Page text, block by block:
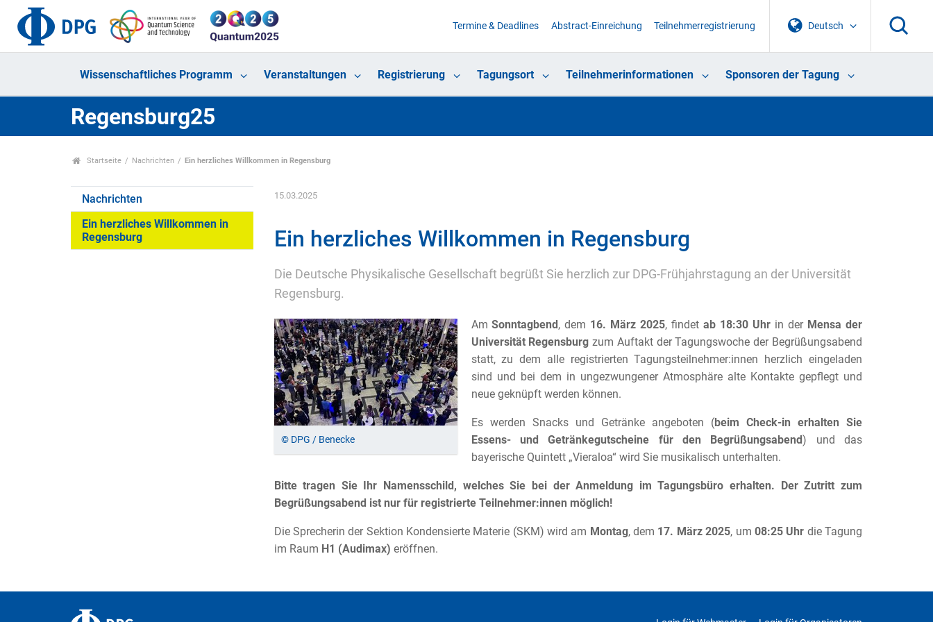
Deutsch
Termine & Deadlines Abstract-Einreichung Teilnehmerregistrierung
Wissenschaftliches Programm Veranstaltungen Registrierung Tagungsort Teilnehmerinformationen Sponsoren der Tagung
Regensburg25
Startseite Nachrichten Ein herzliches Willkommen in Regensburg
Nachrichten
Ein herzliches Willkommen in
Regensburg
15.03.2025
Ein herzliches Willkommen in Regensburg
Die Deutsche Physikalische Gesellschaft begrüßt Sie herzlich zur DPG-Frühjahrstagung an der Universität
Regensburg.
© DPG / Benecke
AmSonntagbend, dem 16. März 2025, findetab 18:30 Uhr in der Mensa der
Universität Regensburg zum Auftakt der Tagungswoche der Begrüßungsabend
statt, zu dem alle registrierten Tagungsteilnehmer:innen herzlich eingeladen
sind und bei dem in ungezwungener Atmosphäre alte Kontakte gepflegt und
neue geknüpft werden können.
Es werden Snacks und Getränke angeboten (beim Check-in erhalten Sie
Essens- und Getränkegutscheine für den Begrüßungsabend) und das
bayerische Quintett „Vieraloa“ wird Sie musikalisch unterhalten.
Bitte tragen Sie Ihr Namensschild, welches Sie bei der Anmeldung im Tagungsbüro erhalten. Der Zutritt zum
Begrüßungsabend ist nur für registrierte Teilnehmer:innen möglich!
Die Sprecherin der Sektion Kondensierte Materie (SKM) wird am Montag, dem 17. März 2025, um 08:25 Uhr die Tagung
im Raum H1 (Audimax) eröffnen.